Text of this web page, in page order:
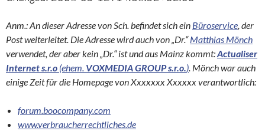
Anm.: An dieser Adresse von Sch. befindet sich ein Büroservice, der
Post weiterleitet. Die Adresse wird auch von „Dr.“Matthias Mönch
verwendet, der aber kein „Dr.“ ist und aus Mainz kommt:Actualiser
Internet s.r.o (ehem. VOXMEDIA GROUP s.r.o.). Mönch war auch
einige Zeit für die Homepage von Xxxxxxx Xxxxxx verantwortlich:
forum.boocompany.com
www.verbraucherrechtliches.de